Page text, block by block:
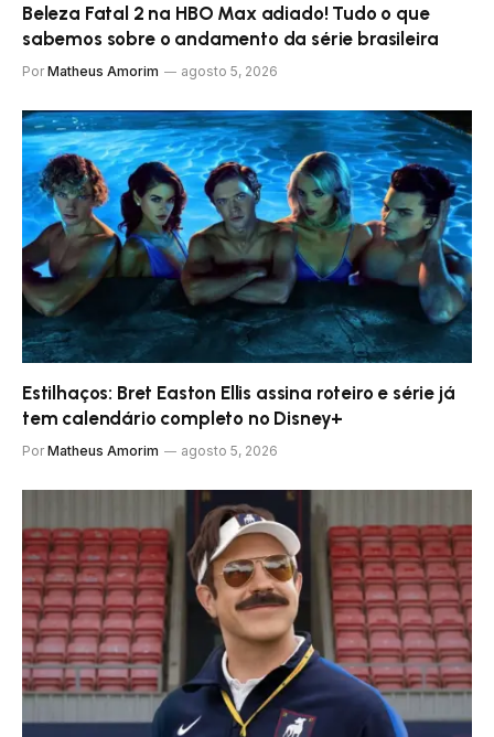
Beleza Fatal 2 na HBO Max adiado! Tudo o que
sabemos sobre o andamento da série brasileira
Por Matheus Amorim agosto 5, 2026
Estilhaços: Bret Easton Ellis assina roteiro e série já
tem calendário completo no Disney+
Por Matheus Amorim agosto 5, 2026